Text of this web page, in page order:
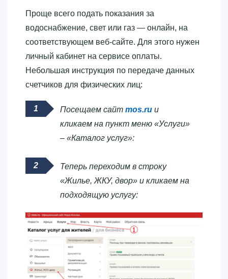
Проще всего подать показания за
водоснабжение, свет или газ — онлайн, на
соответствующем веб-сайте. Для этого нужен
личный кабинет на сервисе оплаты.
Небольшая инструкция по передаче данных
счетчиков для физических лиц:
Посещаем сайт mos.ru и
кликаем на пункт меню «Услуги»
– «Каталог услуг»:
Теперь переходим в строку
«Жилье, ЖКУ, двор» и кликаем на
подходящую услугу: